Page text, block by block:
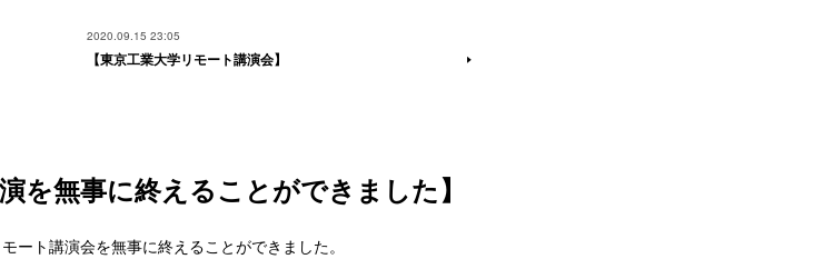
2020.09.15 23:05
【東京工業大学リモート講演会】
を無事に終えることができました】
ート講演会を無事に終えることができました。